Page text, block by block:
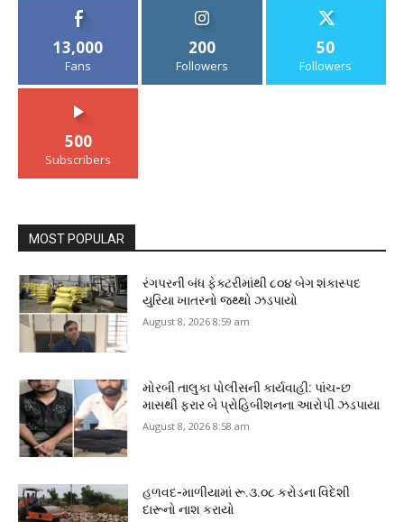
13,000
Fans
200
Followers
50
Followers
500
Subscribers
MOST POPULAR
રંગપરની બંધ ફેક્ટરીમાંથી ૮૦૪ બેગ શંકાસ્પદ
યુરિયા ખાતરનો જથ્થો ઝડપાયો
August 8, 2026 8:59 am
મોરબી તાલુકા પોલીસની કાર્યવાહી: પાંચ-છ
માસથી ફરાર બે પ્રોહિબીશનના આરોપી ઝડપાયા
August 8, 2026 8:58 am
હળવદ-માળીયામાં રૂ.૩.૦૮ કરોડના વિદેશી
દારૂનો નાશ કરાયો